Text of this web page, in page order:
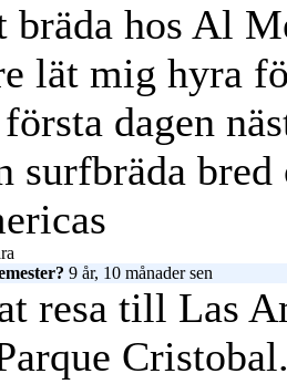
bräda hos Al
lät mig hyra
dagen
surfbräda
9 år, 10 månader sen
resa till Las